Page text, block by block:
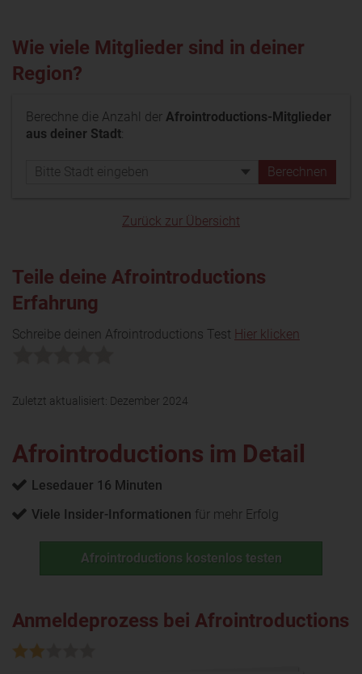
Wie viele Mitglieder sind in deiner
Region?
Berechne die Anzahl der Afrointroductions-Mitglieder
aus deiner Stadt:
Zurück zur Übersicht
Teile deine Afrointroductions
Erfahrung
Schreibe deinen Afrointroductions Test Hier klicken
Zuletzt aktualisiert: Dezember 2024
Afrointroductions im Detail
Lesedauer 16 Minuten
Viele Insider-Informationen für mehr Erfolg
Afrointroductions kostenlos testen
Anmeldeprozess bei Afrointroductions